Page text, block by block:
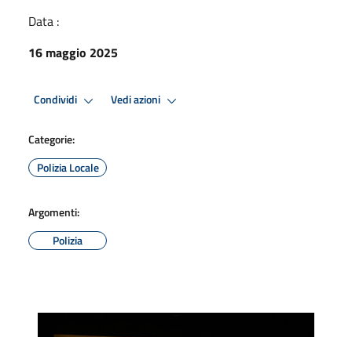
Data :
16 maggio 2025
Condividi Vedi azioni
Categorie:
Polizia Locale
Argomenti:
Polizia